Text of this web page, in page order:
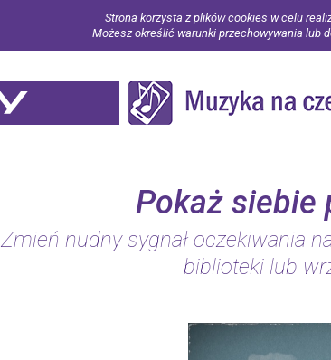
Strona korzysta z plików cookies w celu
Możesz określić warunki przechowywania lub
Pokaż siebie
Zmień nudny sygnał oczekiwania
biblioteki lub